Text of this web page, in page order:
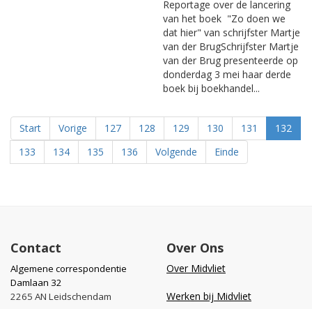
Reportage over de lancering
van het boek "Zo doen we
dat hier" van schrijfster Martje
van der BrugSchrijfster Martje
van der Brug presenteerde op
donderdag 3 mei haar derde
boek bij boekhandel...
Start Vorige 127 128 129 130 131
132
133
134 135 136 Volgende Einde
Contact
Algemene correspondentie
Damlaan 32
2265 AN Leidschendam
Over Ons
Over Midvliet
Werken bij Midvliet